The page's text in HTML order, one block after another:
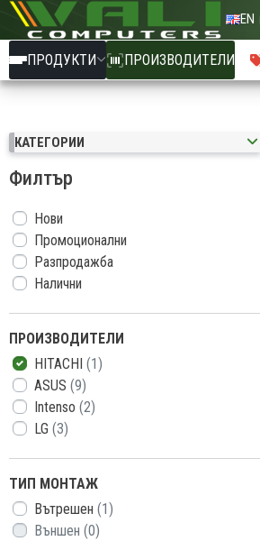
EN
ПРОДУКТИ ПРОИЗВОДИТЕЛИ
КАТЕГОРИИ
Филтър
Нови
Промоционални
Разпродажба
Налични
ПРОИЗВОДИТЕЛИ
HITACHI (1)
ASUS (9)
Intenso (2)
LG (3)
ТИП МОНТАЖ
Вътрешен (1)
Външен (0)